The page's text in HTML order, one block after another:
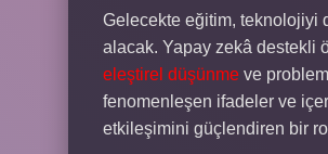
Gelecekte eğitim, teknolojiyi
alacak. Yapay zekâ destekli
eleştirel düşünme ve
fenomenleşen ifadeler ve
etkileşimini güçlendiren bir